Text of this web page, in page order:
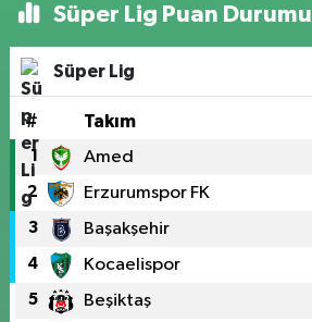
Süper Lig Puan Durumu
Süper Lig
# Takım
1 Amed
2 Erzurumspor FK
3 Başakşehir
4 Kocaelispor
5 Beşiktaş